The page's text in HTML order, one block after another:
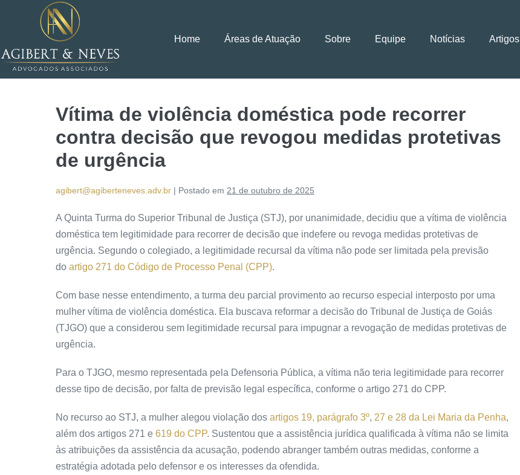
Home Áreas de Atuação Sobre Equipe Notícias Artigos
Vítima de violência doméstica pode recorrer
contra decisão que revogou medidas protetivas
de urgência
agibert@agiberteneves.adv.br | Postado em 21 de outubro de 2025
A Quinta Turma do Superior Tribunal de Justiça (STJ), por unanimidade, decidiu que a vítima de violência
doméstica tem legitimidade para recorrer de decisão que indefere ou revoga medidas protetivas de
urgência. Segundo o colegiado, a legitimidade recursal da vítima não pode ser limitada pela previsão
do artigo 271 do Código de Processo Penal (CPP).
Com base nesse entendimento, a turma deu parcial provimento ao recurso especial interposto por uma
mulher vítima de violência doméstica. Ela buscava reformar a decisão do Tribunal de Justiça de Goiás
(TJGO) que a considerou sem legitimidade recursal para impugnar a revogação de medidas protetivas de
urgência.
Para o TJGO, mesmo representada pela Defensoria Pública, a vítima não teria legitimidade para recorrer
desse tipo de decisão, por falta de previsão legal específica, conforme o artigo 271 do CPP.
No recurso ao STJ, a mulher alegou violação dos artigos 19, parágrafo 3º, 27 e 28 da Lei Maria da Penha,
além dos artigos 271 e 619 do CPP. Sustentou que a assistência jurídica qualificada à vítima não se limita
às atribuições da assistência da acusação, podendo abranger também outras medidas, conforme a
estratégia adotada pelo defensor e os interesses da ofendida.